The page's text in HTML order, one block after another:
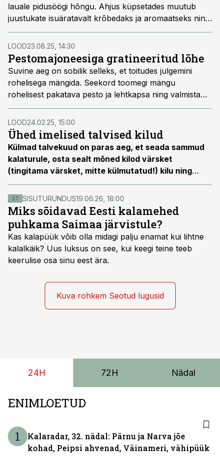
lauale pidusöögi hõngu. Ahjus küpsetades muutub
juustukate isuäratavalt krõbedaks ja aromaatseks ning
rõhutab kohafilee mahedat maitset. See roog ühendab
endas lihtsuse ja elegantsi, pakkudes igale sööjale
meeldejäävat maitseelamust.
LOOD23.08.25, 14:30
Pestomajoneesiga gratineeritud lõhe
Suvine aeg on sobilik selleks, et toitudes julgemini
rohelisega mängida. Seekord toomegi mängu
rohelisest pakatava pesto ja lehtkapsa ning valmistame
ahjulõhet.
LOOD24.02.25, 15:00
Ühed imelised talvised kilud
Külmad talvekuud on paras aeg, et seada sammud
kalaturule, osta sealt mõned kilod värsket
(tingitama värsket, mitte külmutatud!) kilu ning
valmistada neist midagi imehead. Järgnev retsept
on pannud kala sööma ka need inimesed, kes varem
kuumtöötlemata kaladest suure kaarega mööda
käisid ja õlgu võdistasid.
ST SISUTURUNDUS19.06.26, 18:00
Miks sõidavad Eesti kalamehed
puhkama Saimaa järvistule?
Kas kalapüük võib olla midagi palju enamat kui lihtne
kalalkäik? Uus luksus on see, kui keegi teine teeb
keerulise osa sinu eest ära.
Kuva rohkem Seotud lugusid
24H 72H Nädal
ENIMLOETUD
1
Kalaradar, 32. nädal: Pärnu ja Narva jõe
kohad, Peipsi ahvenad, Väinameri, vähipüük